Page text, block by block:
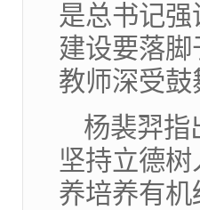
是总书记强
建设要落
教师深受
杨裴羿指
坚持立德
养培养有